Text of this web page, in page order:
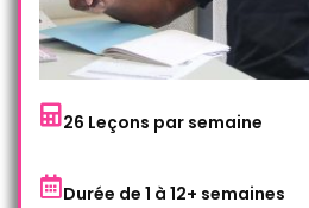
26 Leçons par semaine
Durée de 1 à 12+ semaines